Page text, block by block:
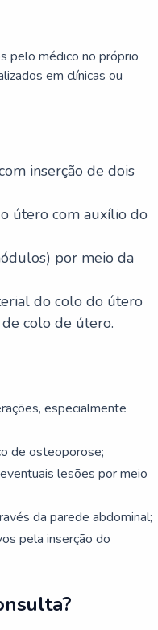
pelo médico no próprio
em clínicas ou
inserção de dois
útero com auxílio do
por meio da
do colo do útero
colo de útero.
especialmente
de osteoporose;
lesões por meio
da parede abdominal;
pela inserção do